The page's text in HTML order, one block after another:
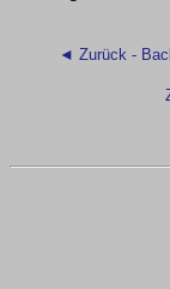
◄ Zurück -